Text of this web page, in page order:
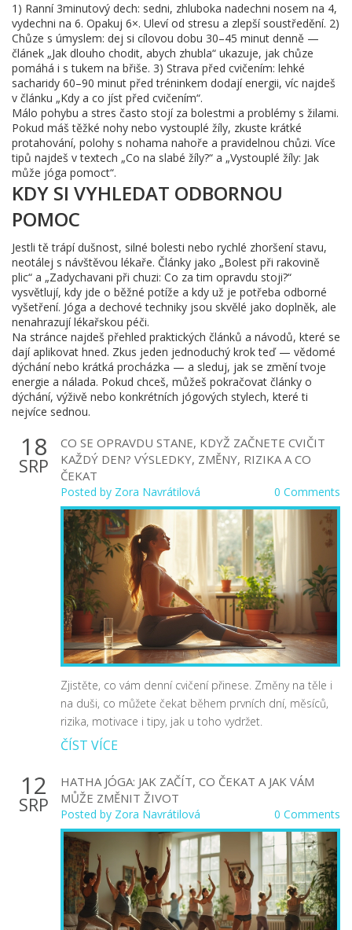
1) Ranní 3minutový dech: sedni, zhluboka nadechni nosem na 4,
vydechni na 6. Opakuj 6×. Uleví od stresu a zlepší soustředění. 2)
Chůze s úmyslem: dej si cílovou dobu 30–45 minut denně —
článek „Jak dlouho chodit, abych zhubla“ ukazuje, jak chůze
pomáhá i s tukem na břiše. 3) Strava před cvičením: lehké
sacharidy 60–90 minut před tréninkem dodají energii, víc najdeš
v článku „Kdy a co jíst před cvičením“.
Málo pohybu a stres často stojí za bolestmi a problémy s žilami.
Pokud máš těžké nohy nebo vystouplé žíly, zkuste krátké
protahování, polohy s nohama nahoře a pravidelnou chůzi. Více
tipů najdeš v textech „Co na slabé žíly?“ a „Vystouplé žíly: Jak
může jóga pomoct“.
KDY SI VYHLEDAT ODBORNOU
POMOC
Jestli tě trápí dušnost, silné bolesti nebo rychlé zhoršení stavu,
neotálej s návštěvou lékaře. Články jako „Bolest při rakovině
plic“ a „Zadychavani při chuzi: Co za tim opravdu stoji?“
vysvětlují, kdy jde o běžné potíže a kdy už je potřeba odborné
vyšetření. Jóga a dechové techniky jsou skvělé jako doplněk, ale
nenahrazují lékařskou péči.
Na stránce najdeš přehled praktických článků a návodů, které se
dají aplikovat hned. Zkus jeden jednoduchý krok teď — vědomé
dýchání nebo krátká procházka — a sleduj, jak se změní tvoje
energie a nálada. Pokud chceš, můžeš pokračovat články o
dýchání, výživě nebo konkrétních jógových stylech, které ti
nejvíce sednou.
18
SRP
CO SE OPRAVDU STANE, KDYŽ ZAČNETE CVIČIT
KAŽDÝ DEN? VÝSLEDKY, ZMĚNY, RIZIKA A CO
ČEKAT
Posted by Zora Navrátilová 0 Comments
Zjistěte, co vám denní cvičení přinese. Změny na těle i
na duši, co můžete čekat během prvních dní, měsíců,
rizika, motivace i tipy, jak u toho vydržet.
ČÍST VÍCE
12
SRP
HATHA JÓGA: JAK ZAČÍT, CO ČEKAT A JAK VÁM
MŮŽE ZMĚNIT ŽIVOT
Posted by Zora Navrátilová 0 Comments